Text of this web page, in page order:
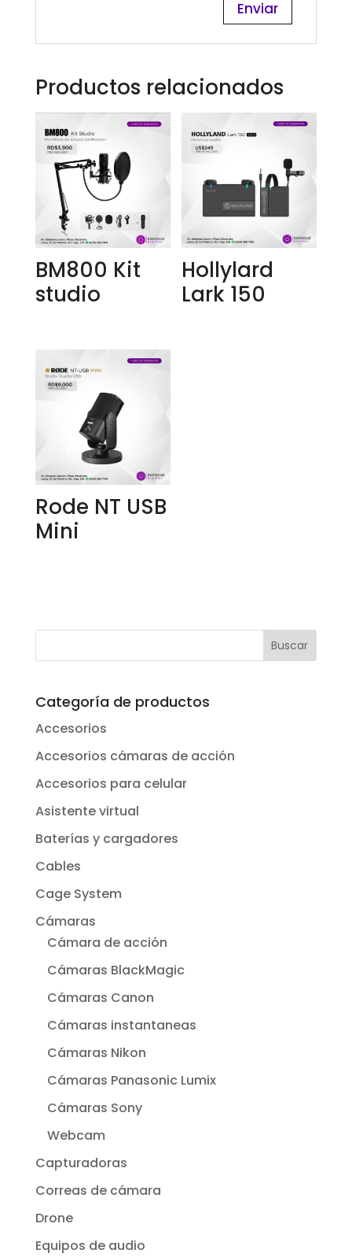
Productos relacionados
BM800 Kit
studio
Hollylard
Lark 150
Rode NT USB
Mini
Categoría de productos
Accesorios
Accesorios cámaras de acción
Accesorios para celular
Asistente virtual
Baterías y cargadores
Cables
Cage System
Cámaras
Cámara de acción
Cámaras BlackMagic
Cámaras Canon
Cámaras instantaneas
Cámaras Nikon
Cámaras Panasonic Lumix
Cámaras Sony
Webcam
Capturadoras
Correas de cámara
Drone
Equipos de audio